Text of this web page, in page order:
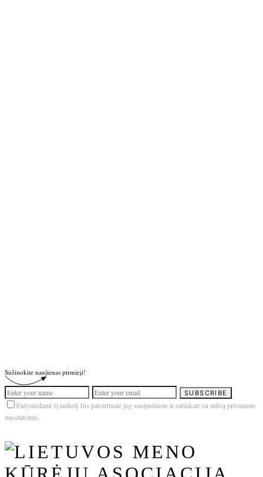
Sužinokite naujienas pirmieji!
SUBSCRIBE
Pažymėdami šį laukelį Jūs patvirtinate jog susipažinote ir sutinkate su mūsų privatumo
nuostatomis.